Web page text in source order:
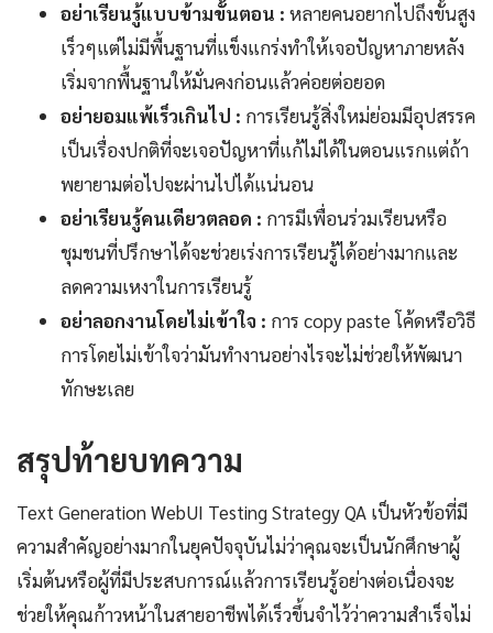
อย่าเรียนรู้แบบข้ามขั้นตอน : หลายคนอยากไปถึงขั้นสูง
เร็วๆแต่ไม่มีพื้นฐานที่แข็งแกร่งทำให้เจอปัญหาภายหลัง
เริ่มจากพื้นฐานให้มั่นคงก่อนแล้วค่อยต่อยอด
อย่ายอมแพ้เร็วเกินไป : การเรียนรู้สิ่งใหม่ย่อมมีอุปสรรค
เป็นเรื่องปกติที่จะเจอปัญหาที่แก้ไม่ได้ในตอนแรกแต่ถ้า
พยายามต่อไปจะผ่านไปได้แน่นอน
อย่าเรียนรู้คนเดียวตลอด : การมีเพื่อนร่วมเรียนหรือ
ชุมชนที่ปรึกษาได้จะช่วยเร่งการเรียนรู้ได้อย่างมากและ
ลดความเหงาในการเรียนรู้
อย่าลอกงานโดยไม่เข้าใจ : การ copy paste โค้ดหรือวิธี
การโดยไม่เข้าใจว่ามันทำงานอย่างไรจะไม่ช่วยให้พัฒนา
ทักษะเลย
สรุปท้ายบทความ
Text Generation WebUI Testing Strategy QA เป็นหัวข้อที่มี
ความสำคัญอย่างมากในยุคปัจจุบันไม่ว่าคุณจะเป็นนักศึกษาผู้
เริ่มต้นหรือผู้ที่มีประสบการณ์แล้วการเรียนรู้อย่างต่อเนื่องจะ
ช่วยให้คุณก้าวหน้าในสายอาชีพได้เร็วขึ้นจำไว้ว่าความสำเร็จไม่